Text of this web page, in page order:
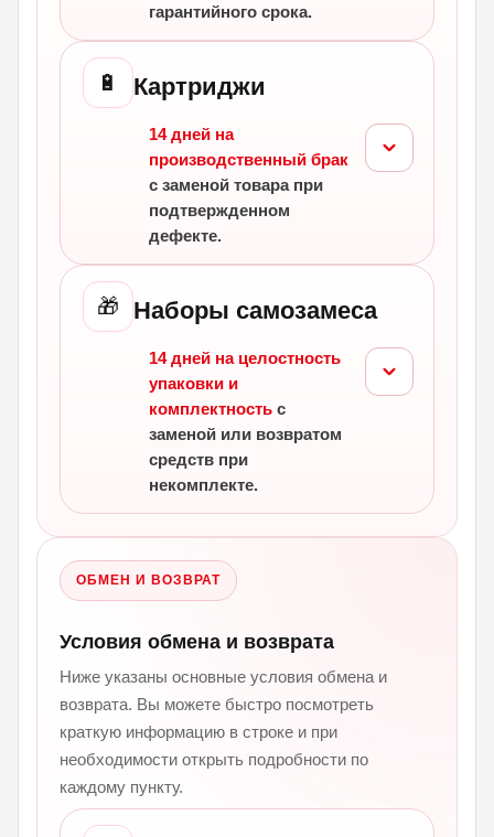
гарантийного срока.
🔋 Картриджи
14 дней на
производственный брак
с заменой товара при
подтвержденном
дефекте.
🎁 Наборы самозамеса
14 дней на целостность
упаковки и
комплектность с
заменой или возвратом
средств при
некомплекте.
ОБМЕН И ВОЗВРАТ
Условия обмена и возврата
Ниже указаны основные условия обмена и
возврата. Вы можете быстро посмотреть
краткую информацию в строке и при
необходимости открыть подробности по
каждому пункту.